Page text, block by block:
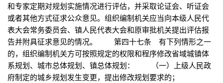
和专家定期对规划实施情况进行评估，并采取论证会、听证会
或者其他方式征求公众意见。组织编制机关应当向本级人民代
表大会常务委员会、镇人民代表大会和原审批机关提出评估报
告并附具征求意见的情况。 第四十七条 有下列情形之一
的，组织编制机关方可按照规定的权限和程序修改省域城镇体
系规划、城市总体规划、镇总体规划： （一）上级人民政
府制定的城乡规划发生变更，提出修改规划要求的；